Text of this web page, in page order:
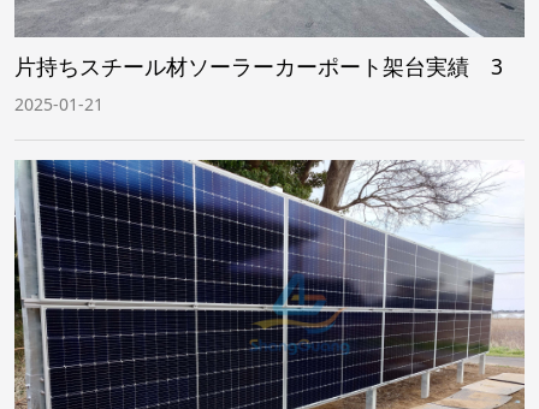
片持ちスチール材ソーラーカーポート架台実績 3
2025-01-21